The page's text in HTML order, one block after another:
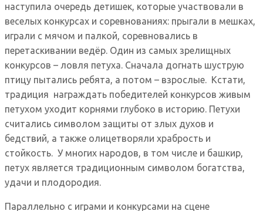
наступила очередь детишек, которые участвовали в
веселых конкурсах и соревнованиях: прыгали в мешках,
играли с мячом и палкой, соревновались в
перетаскивании ведёр. Один из самых зрелищных
конкурсов – ловля петуха. Сначала догнать шуструю
птицу пытались ребята, а потом – взрослые. Кстати,
традиция награждать победителей конкурсов живым
петухом уходит корнями глубоко в историю. Петухи
считались символом защиты от злых духов и
бедствий, а также олицетворяли храбрость и
стойкость. У многих народов, в том числе и башкир,
петух является традиционным символом богатства,
удачи и плодородия.
Параллельно с играми и конкурсами на сцене